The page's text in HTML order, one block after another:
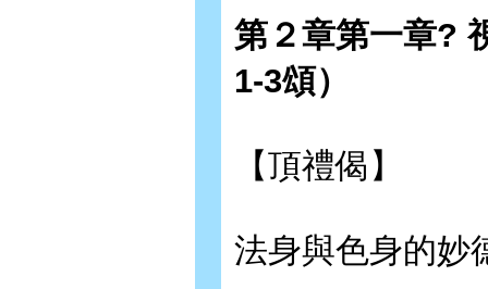
第２章第一章?
1-3頌）
【頂禮偈】
法身與色身的妙